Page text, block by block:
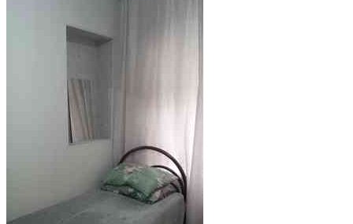
Жилая площадь: 44 м²